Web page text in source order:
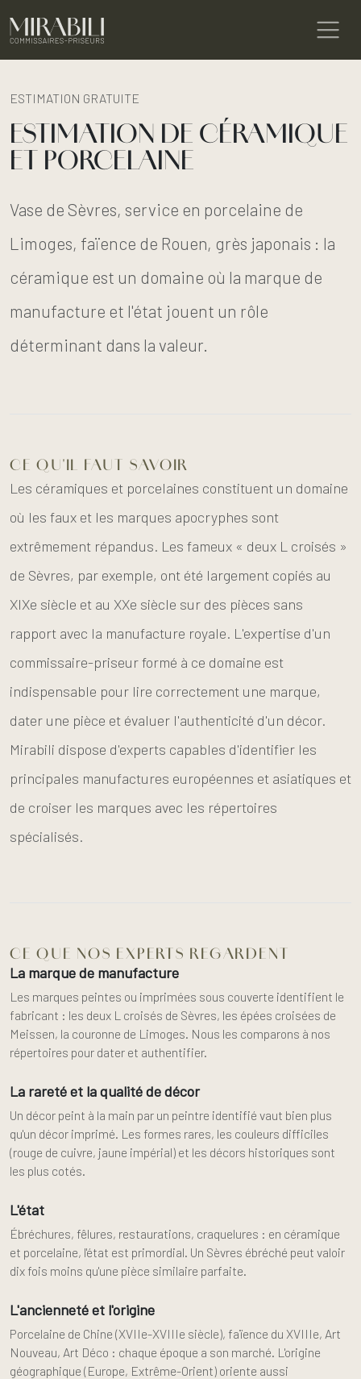
ESTIMATION GRATUITE
ESTIMATION DE CÉRAMIQUE
ET PORCELAINE
Vase de Sèvres, service en porcelaine de
Limoges, faïence de Rouen, grès japonais : la
céramique est un domaine où la marque de
manufacture et l'état jouent un rôle
déterminant dans la valeur.
CE QU'IL FAUT SAVOIR
Les céramiques et porcelaines constituent un domaine
où les faux et les marques apocryphes sont
extrêmement répandus. Les fameux « deux L croisés »
de Sèvres, par exemple, ont été largement copiés au
XIXe siècle et au XXe siècle sur des pièces sans
rapport avec la manufacture royale. L'expertise d'un
commissaire-priseur formé à ce domaine est
indispensable pour lire correctement une marque,
dater une pièce et évaluer l'authenticité d'un décor.
Mirabili dispose d'experts capables d'identifier les
principales manufactures européennes et asiatiques et
de croiser les marques avec les répertoires
spécialisés.
CE QUE NOS EXPERTS REGARDENT
La marque de manufacture
Les marques peintes ou imprimées sous couverte identifient le
fabricant : les deux L croisés de Sèvres, les épées croisées de
Meissen, la couronne de Limoges. Nous les comparons à nos
répertoires pour dater et authentifier.
La rareté et la qualité de décor
Un décor peint à la main par un peintre identifié vaut bien plus
qu'un décor imprimé. Les formes rares, les couleurs difficiles
(rouge de cuivre, jaune impérial) et les décors historiques sont
les plus cotés.
L'état
Ébréchures, fêlures, restaurations, craquelures : en céramique
et porcelaine, l'état est primordial. Un Sèvres ébréché peut valoir
dix fois moins qu'une pièce similaire parfaite.
L'ancienneté et l'origine
Porcelaine de Chine (XVIIe-XVIIIe siècle), faïence du XVIIIe, Art
Nouveau, Art Déco : chaque époque a son marché. L'origine
géographique (Europe, Extrême-Orient) oriente aussi